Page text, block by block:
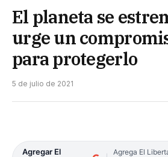
El planeta se
urge un
para protegerlo
5 de julio de 2021
Agregar El
Agrega El